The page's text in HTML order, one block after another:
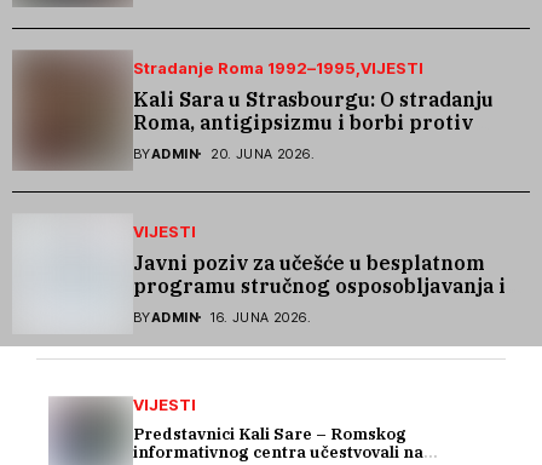
Stradanje Roma 1992–1995 VIJESTI
Kali Sara u Strasbourgu: O stradanju
Roma, antigipsizmu i borbi protiv
govora mržnje
BYADMIN 20. JUNA 2026.
VIJESTI
Javni poziv za učešće u besplatnom
programu stručnog osposobljavanja i
podrške pri zapošljavanju
BYADMIN 16. JUNA 2026.
VIJESTI
Predstavnici Kali Sare – Romskog
informativnog centra učestvovali na